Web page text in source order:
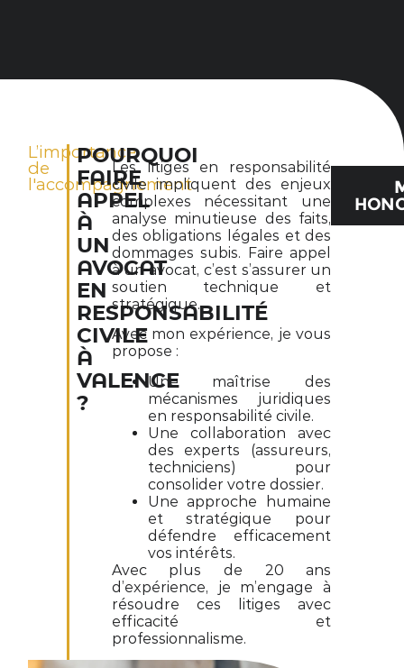
L’importance
de
l'accompagnement
POURQUOI
FAIRE
APPEL
À
UN
AVOCAT
EN
RESPONSABILITÉ
CIVILE
À
VALENCE
?
Les litiges en responsabilité
civile impliquent des enjeux
complexes nécessitant une
analyse minutieuse des faits,
des obligations légales et des
dommages subis. Faire appel
à un avocat, c’est s’assurer un
soutien technique et
stratégique.
Avec mon expérience, je vous
propose :
Une maîtrise des
mécanismes juridiques
en responsabilité civile.
Une collaboration avec
des experts (assureurs,
techniciens) pour
consolider votre dossier.
Une approche humaine
et stratégique pour
défendre efficacement
vos intérêts.
Avec plus de 20 ans
d’expérience, je m’engage à
résoudre ces litiges avec
efficacité et
professionnalisme.